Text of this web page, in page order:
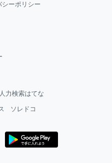
シーポリシー
人力検索はてな
ソレドコ